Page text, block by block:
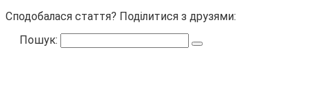
Сподобалася стаття? Поділитися з друзями:
Пошук: